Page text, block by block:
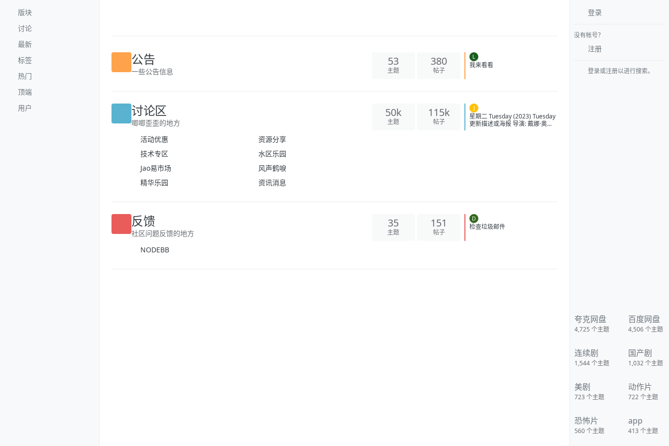
版块
讨论
最新
标签
热门
顶端
用户
公告
一些公告信息
53
主题
380
帖子
L
我来看看
讨论区
唧唧歪歪的地方
活动优惠
资源分享
技术专区
水区乐园
Jao易市场
风声鹤唳
精华乐园
资讯消息
50k
主题
115k
帖子
J
星期二 Tuesday (2023) Tuesday
更新描述或海报 导演: 戴娜·奥尼
([拍拖故事])、阿琳泽·科纳(《公
关》)将主演A24新片星期二。戴
娜·O·普西奇执导，这也是普西奇
反馈
社区问题反馈的地方
NODEBB
35
主题
151
帖子
D
检查垃圾邮件
登录
没有帐号？
注册
登录或注册以进行搜索。
夸克网盘
4,725 个主题
百度网盘
4,506个主题
连续剧
1,544个主题
国产剧
1,032个主题
美剧
723个主题
动作片
722个主题
恐怖片
560个主题
app
413个主题